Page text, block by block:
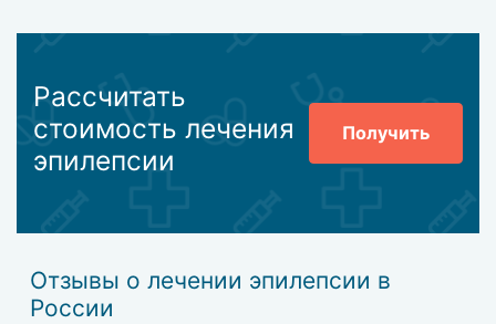
Рассчитать
стоимость лечения
эпилепсии
Получить
Отзывы о лечении эпилепсии в
России